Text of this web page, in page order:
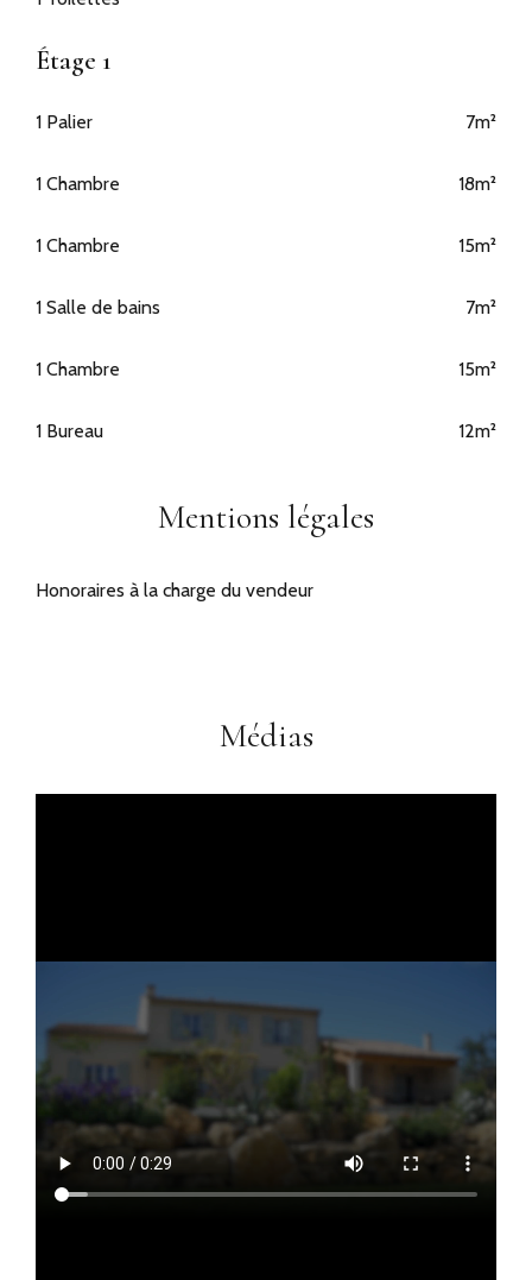
Étage 1
1 Palier 7m²
1 Chambre 18m²
1 Chambre 15m²
1 Salle de bains 7m²
1 Chambre 15m²
1 Bureau 12m²
Mentions légales
Honoraires à la charge du vendeur
Médias